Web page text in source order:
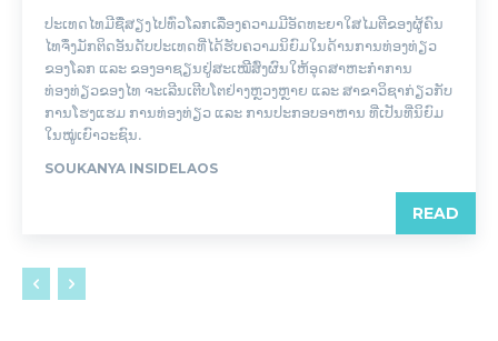
ປະເທດໄທມີຊື່ສຽງໄປທົ່ວໂລກເລື່ອງຄວາມມີອັດທະຍາໃສໄມຕີຂອງຜູ້ຄົນ
ໄທຈຶ່ງມັກຕິດອັນດັບປະເທດທີ່ໄດ້ຮັບຄວາມນິຍົມໃນດ້ານການທ່ອງທ່ຽວ
ຂອງໂລກ ແລະ ຂອງອາຊຽນຢູ່ສະເໝີສົ່ງຜົນໃຫ້ອຸດສາຫະກໍາການ
ທ່ອງທ່ຽວຂອງໄທ ຈະເລີນເຕີບໂຕຢ່າງຫຼວງຫຼາຍ ແລະ ສາຂາວິຊາກ່ຽວກັບ
ການໂຮງແຮມ ການທ່ອງທ່ຽວ ແລະ ການປະກອບອາຫານ ທີ່ເປັນທີ່ນິຍົມ
ໃນໝູ່ເຍົາວະຊົນ.
SOUKANYA INSIDELAOS
READ